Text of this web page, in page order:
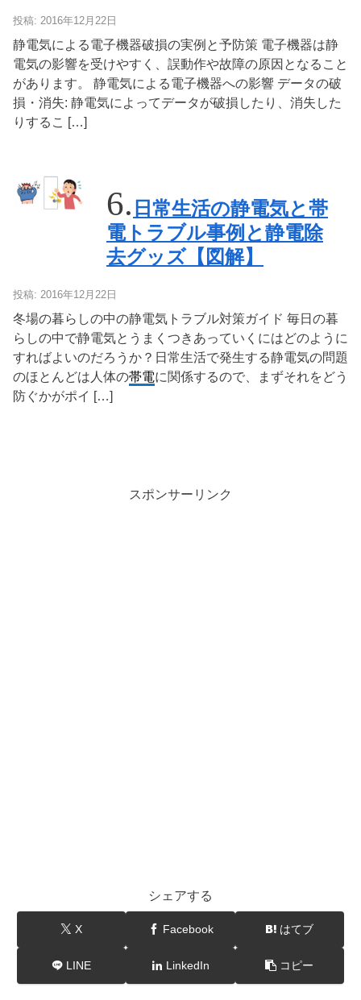
投稿: 2016年12月22日
静電気による電子機器破損の実例と予防策 電子機器は静
電気の影響を受けやすく、誤動作や故障の原因となること
があります。 静電気による電子機器への影響 データの破
損・消失: 静電気によってデータが破損したり、消失した
りするこ […]
日常生活の静電気と帯
電トラブル事例と静電除
去グッズ【図解】
投稿: 2016年12月22日
冬場の暮らしの中の静電気トラブル対策ガイド 毎日の暮
らしの中で静電気とうまくつきあっていくにはどのように
すればよいのだろうか？日常生活で発生する静電気の問題
のほとんどは人体の帯電に関係するので、まずそれをどう
防ぐかがポイ […]
スポンサーリンク
シェアする
X Facebook はてブ
LINE LinkedIn コピー